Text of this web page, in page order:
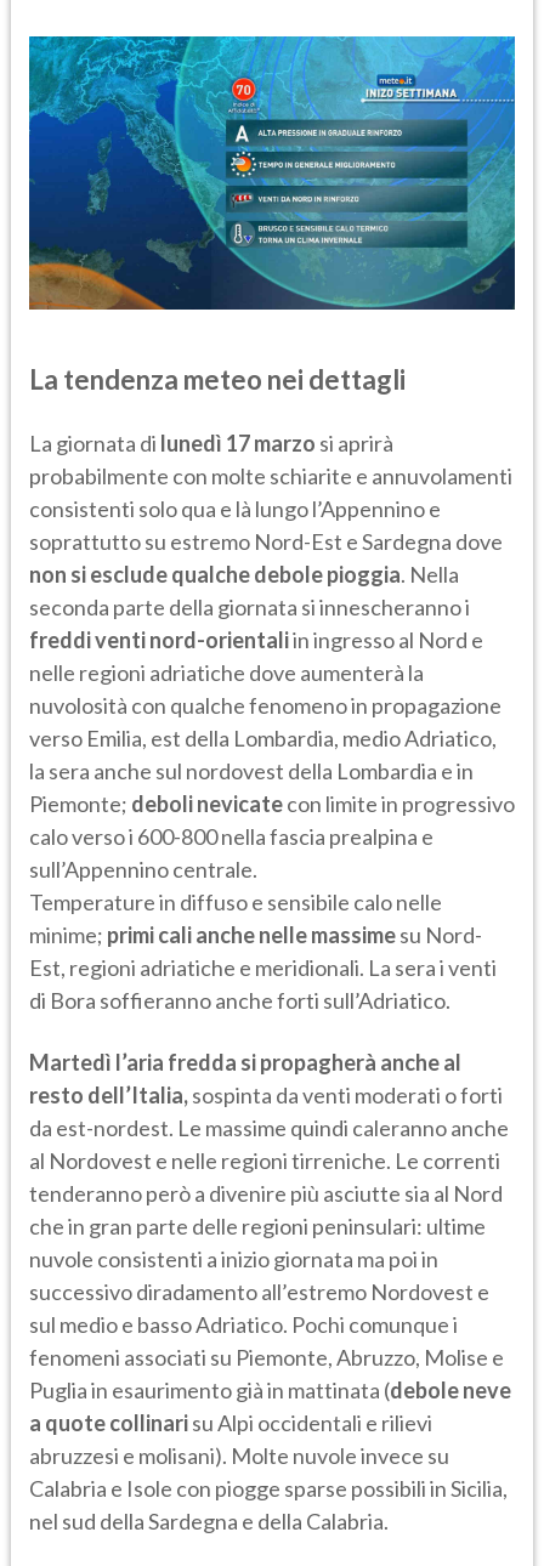
La tendenza meteo nei dettagli
La giornata di lunedì 17 marzo si aprirà
probabilmente con molte schiarite e annuvolamenti
consistenti solo qua e là lungo l’Appennino e
soprattutto su estremo Nord-Est e Sardegna dove
non si esclude qualche debole pioggia. Nella
seconda parte della giornata si innescheranno i
freddi venti nord-orientaliin ingresso al Nord e
nelle regioni adriatiche dove aumenterà la
nuvolosità con qualche fenomeno in propagazione
verso Emilia, est della Lombardia, medio Adriatico,
la sera anche sul nordovest della Lombardia e in
Piemonte; deboli nevicatecon limite in progressivo
calo verso i 600-800 nella fascia prealpina e
sull’Appennino centrale.
Temperature in diffuso e sensibile calo nelle
minime; primi cali anche nelle massimesu Nord-
Est, regioni adriatiche e meridionali. La sera i venti
di Bora soffieranno anche forti sull’Adriatico.
Martedì l’aria fredda si propagherà anche al
resto dell’Italia,sospinta da venti moderati o forti
da est-nordest. Le massime quindi caleranno anche
al Nordovest e nelle regioni tirreniche. Le correnti
tenderanno però a divenire più asciutte sia al Nord
che in gran parte delle regioni peninsulari: ultime
nuvole consistenti a inizio giornata ma poi in
successivo diradamento all’estremo Nordovest e
sul medio e basso Adriatico. Pochi comunque i
fenomeni associati su Piemonte, Abruzzo, Molise e
Puglia in esaurimento già in mattinata (debole neve
a quote collinarisu Alpi occidentali e rilievi
abruzzesi e molisani). Molte nuvole invece su
Calabria e Isole con piogge sparse possibili in Sicilia,
nel sud della Sardegna e della Calabria.